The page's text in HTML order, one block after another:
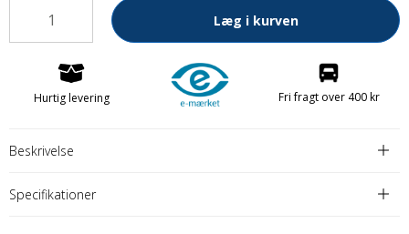
Læg i kurven
Hurtig levering Fri fragt over 400 kr
Beskrivelse
Specifikationer